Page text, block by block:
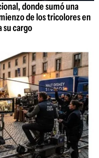
donde sumó una
de los tricolores en
su cargo